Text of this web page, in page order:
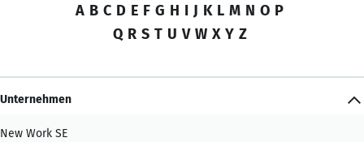
A B C D E F G H I J K L M N O P
Q R S T U V W X Y Z
Unternehmen
New Work SE